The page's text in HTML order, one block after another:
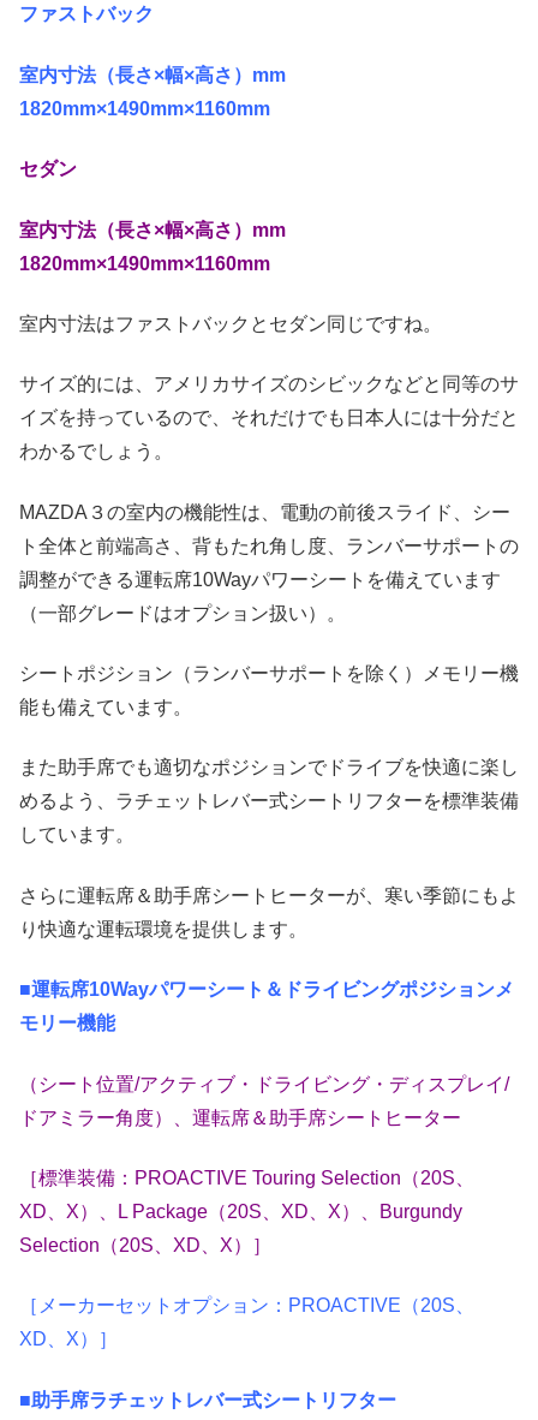
ファストバック
室内寸法（長さ×幅×高さ）mm
1820mm×1490mm×1160mm
セダン
室内寸法（長さ×幅×高さ）mm
1820mm×1490mm×1160mm
室内寸法はファストバックとセダン同じですね。
サイズ的には、アメリカサイズのシビックなどと同等のサ
イズを持っているので、それだけでも日本人には十分だと
わかるでしょう。
MAZDA３の室内の機能性は、電動の前後スライド、シー
ト全体と前端高さ、背もたれ角し度、ランバーサポートの
調整ができる運転席10Wayパワーシートを備えています
（一部グレードはオプション扱い）。
シートポジション（ランバーサポートを除く）メモリー機
能も備えています。
また助手席でも適切なポジションでドライブを快適に楽し
めるよう、ラチェットレバー式シートリフターを標準装備
しています。
さらに運転席＆助手席シートヒーターが、寒い季節にもよ
り快適な運転環境を提供します。
■運転席10Wayパワーシート＆ドライビングポジションメ
モリー機能
（シート位置/アクティブ・ドライビング・ディスプレイ/
ドアミラー角度）、運転席＆助手席シートヒーター
［標準装備：PROACTIVE Touring Selection（20S、
XD、X）、L Package（20S、XD、X）、Burgundy
Selection（20S、XD、X）］
［メーカーセットオプション：PROACTIVE（20S、
XD、X）］
■助手席ラチェットレバー式シートリフター